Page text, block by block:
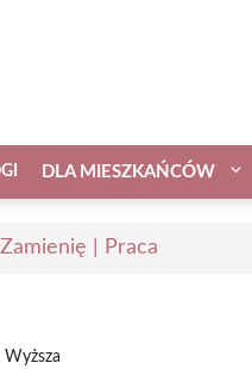
DLA MIESZKAŃCÓW
| Praca
Wyższa